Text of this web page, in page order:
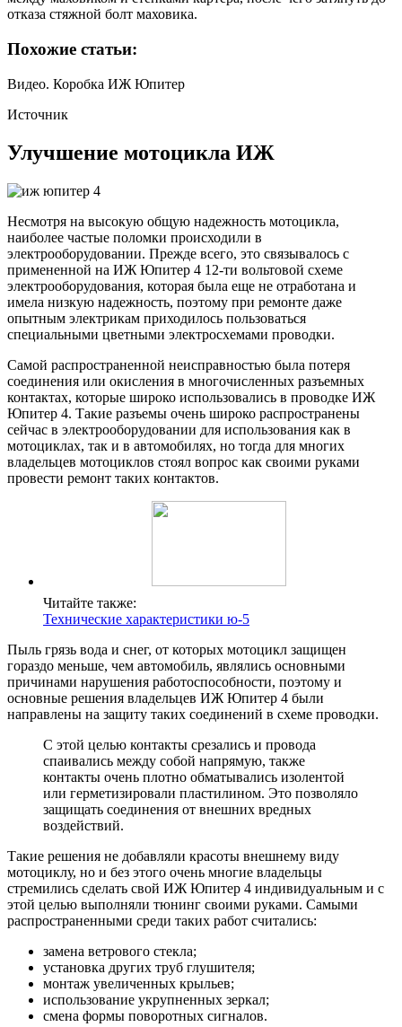
отказа стяжной болт маховика.
Похожие статьи:
Видео. Коробка ИЖ Юпитер
Источник
Улучшение мотоцикла ИЖ
Несмотря на высокую общую надежность мотоцикла,
наиболее частые поломки происходили в
электрооборудовании. Прежде всего, это связывалось с
примененной на ИЖ Юпитер 4 12-ти вольтовой схеме
электрооборудования, которая была еще не отработана и
имела низкую надежность, поэтому при ремонте даже
опытным электрикам приходилось пользоваться
специальными цветными электросхемами проводки.
Самой распространенной неисправностью была потеря
соединения или окисления в многочисленных разъемных
контактах, которые широко использовались в проводке ИЖ
Юпитер 4. Такие разъемы очень широко распространены
сейчас в электрооборудовании для использования как в
мотоциклах, так и в автомобилях, но тогда для многих
владельцев мотоциклов стоял вопрос как своими руками
провести ремонт таких контактов.
Читайте также:
Технические характеристики ю-5
Пыль грязь вода и снег, от которых мотоцикл защищен
гораздо меньше, чем автомобиль, являлись основными
причинами нарушения работоспособности, поэтому и
основные решения владельцев ИЖ Юпитер 4 были
направлены на защиту таких соединений в схеме проводки.
С этой целью контакты срезались и провода
спаивались между собой напрямую, также
контакты очень плотно обматывались изолентой
или герметизировали пластилином. Это позволяло
защищать соединения от внешних вредных
воздействий.
Такие решения не добавляли красоты внешнему виду
мотоциклу, но и без этого очень многие владельцы
стремились сделать свой ИЖ Юпитер 4 индивидуальным и с
этой целью выполняли тюнинг своими руками. Самыми
распространенными среди таких работ считались:
замена ветрового стекла;
установка других труб глушителя;
монтаж увеличенных крыльев;
использование укрупненных зеркал;
смена формы поворотных сигналов.